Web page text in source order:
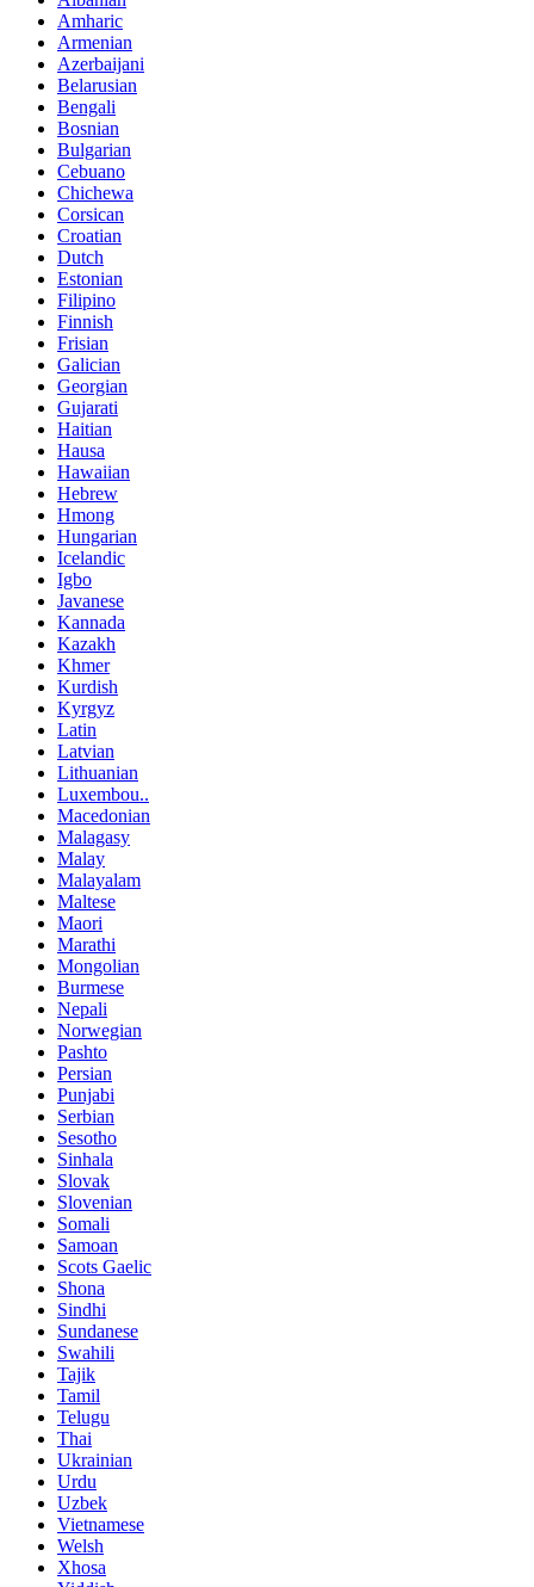
Amharic
Armenian
Azerbaijani
Belarusian
Bengali
Bosnian
Bulgarian
Cebuano
Chichewa
Corsican
Croatian
Dutch
Estonian
Filipino
Finnish
Frisian
Galician
Georgian
Gujarati
Haitian
Hausa
Hawaiian
Hebrew
Hmong
Hungarian
Icelandic
Igbo
Javanese
Kannada
Kazakh
Khmer
Kurdish
Kyrgyz
Latin
Latvian
Lithuanian
Luxembou..
Macedonian
Malagasy
Malay
Malayalam
Maltese
Maori
Marathi
Mongolian
Burmese
Nepali
Norwegian
Pashto
Persian
Punjabi
Serbian
Sesotho
Sinhala
Slovak
Slovenian
Somali
Samoan
Scots Gaelic
Shona
Sindhi
Sundanese
Swahili
Tajik
Tamil
Telugu
Thai
Ukrainian
Urdu
Uzbek
Vietnamese
Welsh
Xhosa